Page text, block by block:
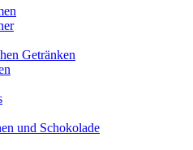
Getränken
und Schokolade